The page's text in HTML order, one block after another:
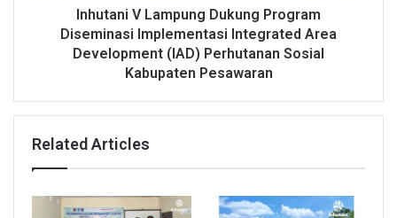
Inhutani V Lampung Dukung Program
Diseminasi Implementasi Integrated Area
Development (IAD) Perhutanan Sosial
Kabupaten Pesawaran
Related Articles